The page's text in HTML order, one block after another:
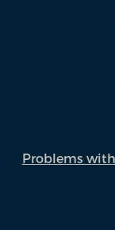
Problems